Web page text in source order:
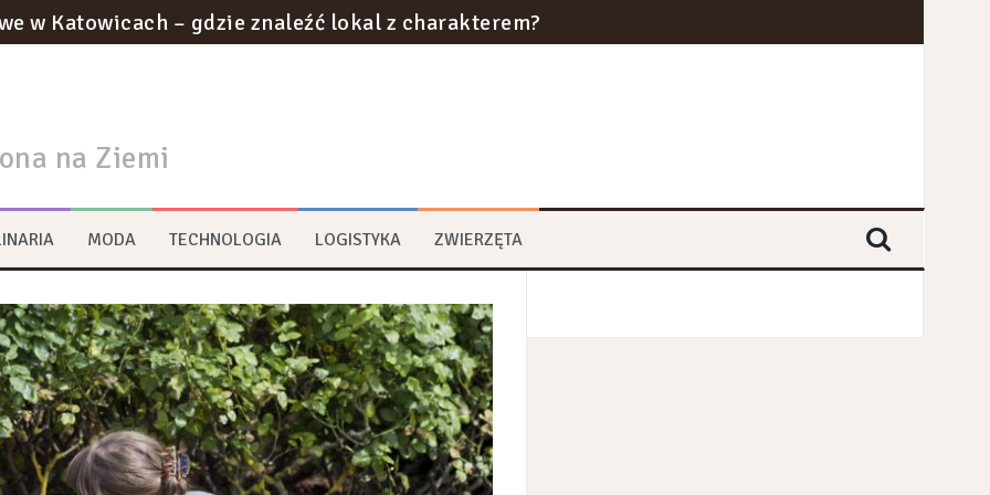
w Katowicach – gdzie znaleźć lokal z charakterem?
podziemnym: innowacje w tunelach metra i kolei dużych prędkości
na strategie zrównoważonego rozwoju w logistyce branż przemysłowych
na transformację przestrzeni miejskich?
multimedialne
na Ziemi
MODA TECHNOLOGIA LOGISTYKA ZWIERZĘTA